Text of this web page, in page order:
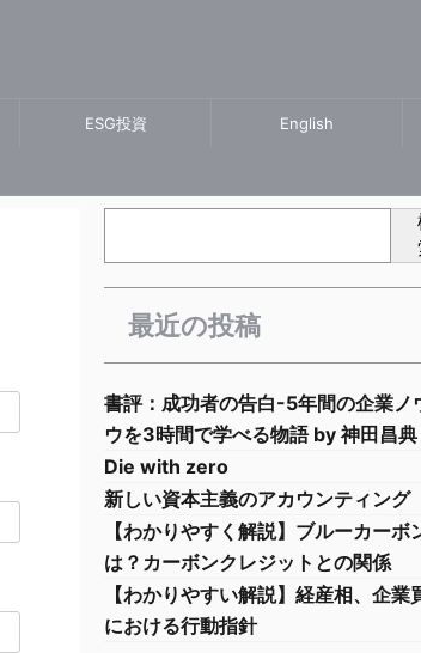
ESG投資 English
最近の投稿
書評：成功者の告白-5年間の企業ノ
ウを3時間で学べる物語 by 神田昌典
Die with zero
新しい資本主義のアカウンティング
【わかりやすく解説】ブルーカーボ
は？カーボンクレジットとの関係
【わかりやすい解説】経産相、企業
における行動指針